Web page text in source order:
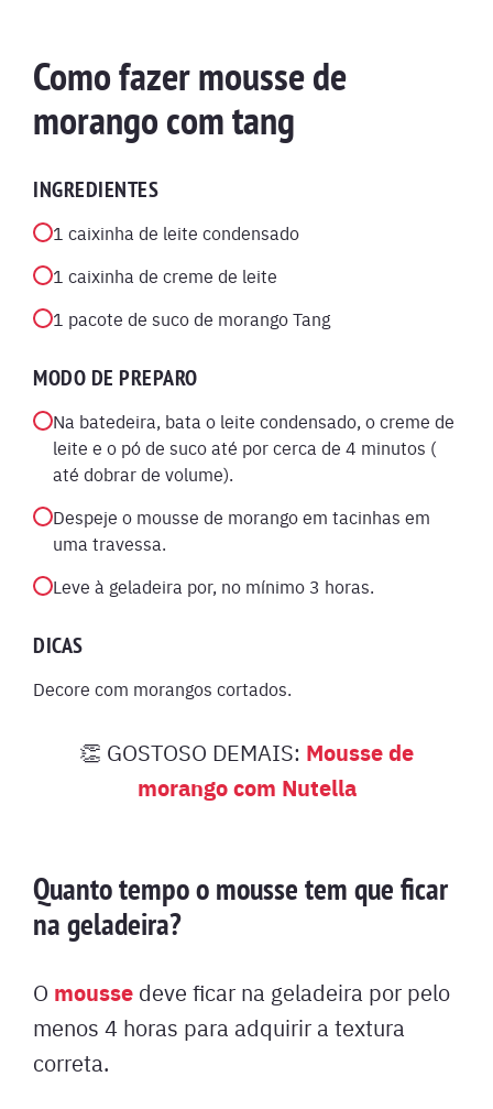
Como fazer mousse de
morango com tang
INGREDIENTES
1 caixinha de leite condensado
1 caixinha de creme de leite
1 pacote de suco de morango Tang
MODO DE PREPARO
Na batedeira, bata o leite condensado, o creme de
leite e o pó de suco até por cerca de 4 minutos (
até dobrar de volume).
Despeje o mousse de morango em tacinhas em
uma travessa.
Leve à geladeira por, no mínimo 3 horas.
DICAS
Decore com morangos cortados.
👏 GOSTOSO DEMAIS: Mousse de
morango com Nutella
Quanto tempo o mousse tem que ficar
na geladeira?
O mousse deve ficar na geladeira por pelo
menos 4 horas para adquirir a textura
correta.